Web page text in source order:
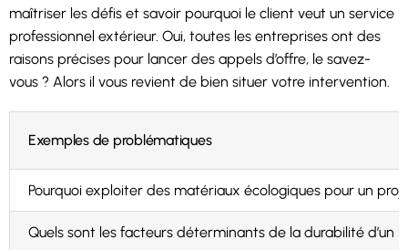
maîtriser les défis et savoir pourquoi le client veut un service
professionnel extérieur. Oui, toutes les entreprises ont des
raisons précises pour lancer des appels d’offre, le savez-
vous ? Alors il vous revient de bien situer votre intervention.
Exemples de problématiques
Pourquoi exploiter des matériaux écologiques pour un
Quels sont les facteurs déterminants de la durabilité d’un